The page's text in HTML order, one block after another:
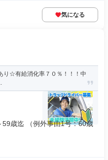
気になる
り☆有給消化率７０％！！！中
歳迄 （例外事由1号：60歳